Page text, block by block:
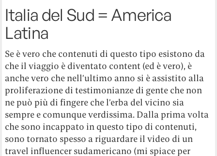
Italia del Sud = America
Latina
Se è vero che contenuti di questo tipo esistono da
che il viaggio è diventato content (ed è vero), è
anche vero che nell’ultimo anno si è assistito alla
proliferazione di testimonianze di gente che non
ne può più di fingere che l’erba del vicino sia
sempre e comunque verdissima. Dalla prima volta
che sono incappato in questo tipo di contenuti,
sono tornato spesso a riguardare il video di un
travel influencer sudamericano (mi spiace per